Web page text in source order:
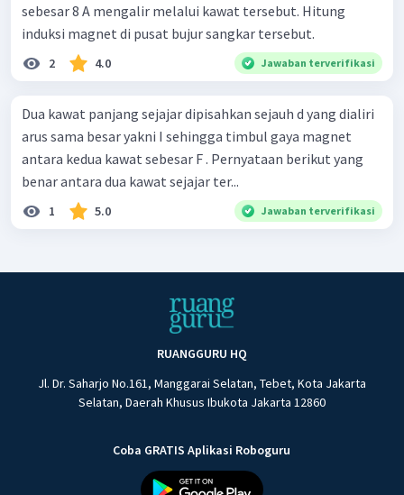
sebesar 8 A mengalir melalui kawat tersebut. Hitung
induksi magnet di pusat bujur sangkar tersebut.
2 4.0 Jawaban terverifikasi
Dua kawat panjang sejajar dipisahkan sejauh d yang dialiri
arus sama besar yakni I sehingga timbul gaya magnet
antara kedua kawat sebesar F . Pernyataan berikut yang
benar antara dua kawat sejajar ter...
1 5.0 Jawaban terverifikasi
RUANGGURU HQ
Jl. Dr. Saharjo No.161, Manggarai Selatan, Tebet, Kota Jakarta
Selatan, Daerah Khusus Ibukota Jakarta 12860
Coba GRATIS Aplikasi Roboguru